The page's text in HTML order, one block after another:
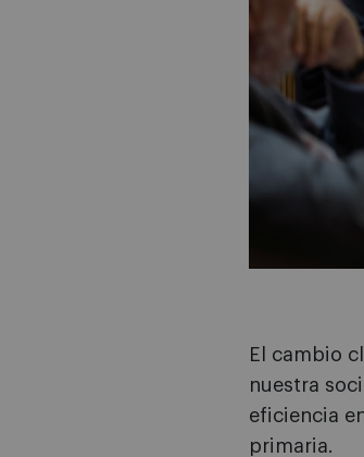
El cambio
nuestra
eficiencia
primaria.